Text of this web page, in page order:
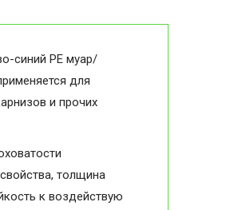
синий PE муар/
для
и прочих
толщина
к воздействую